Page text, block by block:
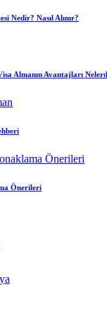
Nedir? Nasıl Alınır?
Almanın Avantajları
Önerileri